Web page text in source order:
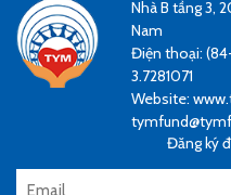
Nhà B tầng 3,
Nam
Điện thoại:
3.7281071
Website:
Đăng ký